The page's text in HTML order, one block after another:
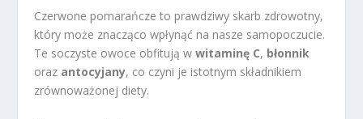
Czerwone pomarańcze to prawdziwy skarb zdrowotny,
który może znacząco wpłynąć na nasze samopoczucie.
Te soczyste owoce obfitują wwitaminę C, błonnik
oraz antocyjany, co czyni je istotnym składnikiem
zrównoważonej diety.